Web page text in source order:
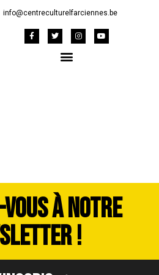
info@centreculturelfarciennes.be
À NOTRE
!